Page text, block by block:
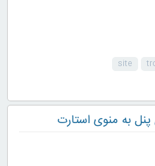
site
به منوی استارت